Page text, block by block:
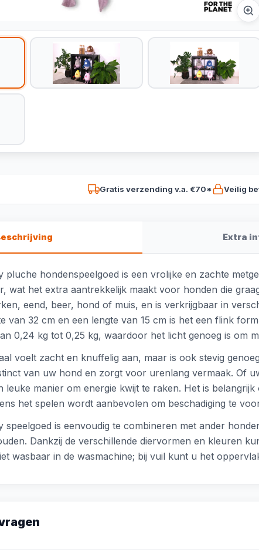
Gratis verzending v.a. €70* Veilig
Extra
pluche hondenspeelgoed is een vrolijke en zachte
wat het extra aantrekkelijk maakt voor honden die
eend, beer, hond of muis, en is verkrijgbaar in
van 32 cm en een lengte van 15 cm is het een flink
0,24 kg tot 0,25 kg, waardoor het licht genoeg is om
voelt zacht en knuffelig aan, maar is ook stevig
van uw hond en zorgt voor urenlang vermaak. Of
leuke manier om energie kwijt te raken. Het is
het spelen wordt aanbevolen om beschadiging te
speelgoed is eenvoudig te combineren met ander
Dankzij de verschillende diervormen en kleuren
wasbaar in de wasmachine; bij vuil kunt u het